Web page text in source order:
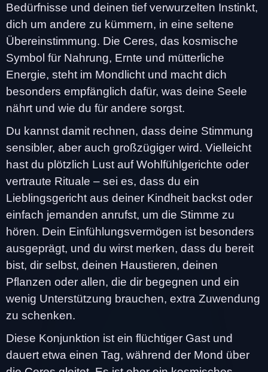
Bedürfnisse und deinen tief verwurzelten Instinkt,
dich um andere zu kümmern, in eine seltene
Übereinstimmung. Die Ceres, das kosmische
Symbol für Nahrung, Ernte und mütterliche
Energie, steht im Mondlicht und macht dich
besonders empfänglich dafür, was deine Seele
nährt und wie du für andere sorgst.
Du kannst damit rechnen, dass deine Stimmung
sensibler, aber auch großzügiger wird. Vielleicht
hast du plötzlich Lust auf Wohlfühlgerichte oder
vertraute Rituale – sei es, dass du ein
Lieblingsgericht aus deiner Kindheit backst oder
einfach jemanden anrufst, um die Stimme zu
hören. Dein Einfühlungsvermögen ist besonders
ausgeprägt, und du wirst merken, dass du bereit
bist, dir selbst, deinen Haustieren, deinen
Pflanzen oder allen, die dir begegnen und ein
wenig Unterstützung brauchen, extra Zuwendung
zu schenken.
Diese Konjunktion ist ein flüchtiger Gast und
dauert etwa einen Tag, während der Mond über